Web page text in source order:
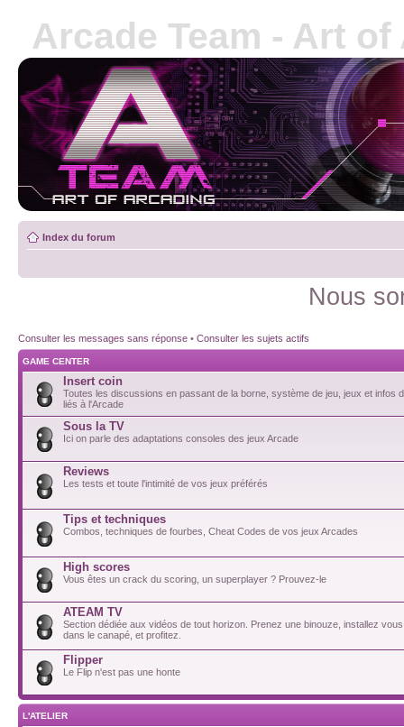
Arcade Team - Art
Index du forum
Nous
Consulter les messages sans réponse • Consulter les sujets actifs
GAME CENTER
Insert coin
Toutes les discussions en passant de la borne, système de jeu, jeux et infos
liés à l'Arcade
Sous la TV
Ici on parle des adaptations consoles des jeux Arcade
Reviews
Les tests et toute l'intimité de vos jeux préférés
Tips et techniques
Combos, techniques de fourbes, Cheat Codes de vos jeux Arcades
High scores
Vous êtes un crack du scoring, un superplayer ? Prouvez-le
ATEAM TV
Section dédiée aux vidéos de tout horizon. Prenez une binouze, installez
dans le canapé, et profitez.
Flipper
Le Flip n'est pas une honte
L'ATELIER